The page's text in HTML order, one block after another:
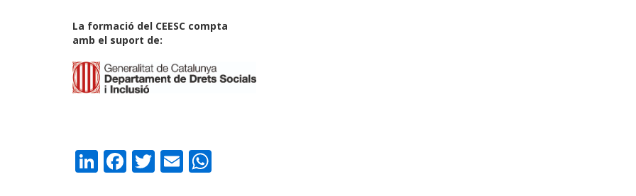
La formació del CEESC compta
amb el suport de:
LinkedIn
Facebook
Twitter
Email